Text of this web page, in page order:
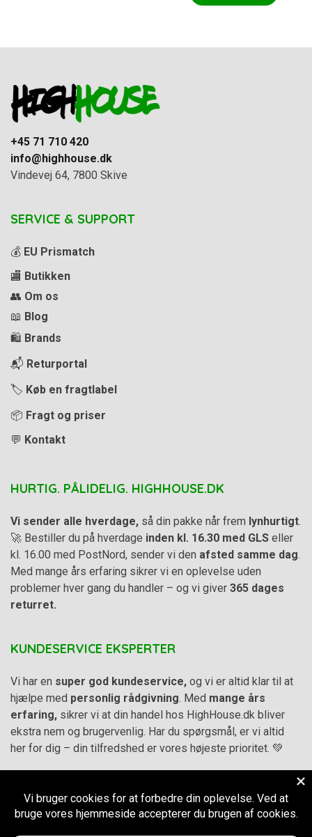
+45 71 710 420
info@highhouse.dk
Vindevej 64, 7800 Skive
SERVICE & SUPPORT
💰 EU Prismatch
🏬 Butikken
👥 Om os
📖 Blog
🛍️ Brands
📬 Returportal
🏷️ Køb en fragtlabel
📦 Fragt og priser
💬 Kontakt
HURTIG. PÅLIDELIG. HIGHHOUSE.DK
Vi sender alle hverdage, så din pakke når frem lynhurtigt.
🚀 Bestiller du på hverdage inden kl. 16.30 med GLS eller
kl. 16.00 med PostNord, sender vi den afsted samme dag.
Med mange års erfaring sikrer vi en oplevelse uden
problemer hver gang du handler – og vi giver 365 dages
returret.
KUNDESERVICE EKSPERTER
Vi har en super god kundeservice, og vi er altid klar til at
hjælpe med personlig rådgivning. Med mange års
erfaring, sikrer vi at din handel hos HighHouse.dk bliver
ekstra nem og brugervenlig. Har du spørgsmål, er vi altid
her for dig – din tilfredshed er vores højeste prioritet. 💚